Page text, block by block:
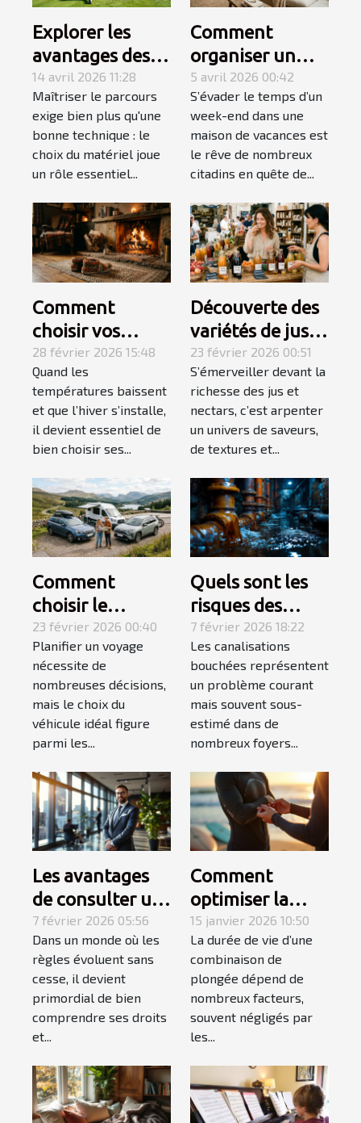
Explorer les
avantages des
équipements de
golf spécialisés
pour gauchers
14 avril 2026 11:28
Maîtriser le parcours
exige bien plus qu'une
bonne technique : le
choix du matériel joue
un rôle essentiel...
Comment
organiser un
week-end
détente réussi
en maison de
vacances ?
5 avril 2026 00:42
S’évader le temps d’un
week-end dans une
maison de vacances est
le rêve de nombreux
citadins en quête de...
Comment
choisir vos
chaussons pour
un hiver douillet
et chaud ?
28 février 2026 15:48
Quand les
températures baissent
et que l’hiver s’installe,
il devient essentiel de
bien choisir ses...
Découverte des
variétés de jus
et nectars pour
des palais
exigeants
23 février 2026 00:51
S’émerveiller devant la
richesse des jus et
nectars, c’est arpenter
un univers de saveurs,
de textures et...
Comment
choisir le
véhicule idéal
pour votre
prochain voyage
?
23 février 2026 00:40
Planifier un voyage
nécessite de
nombreuses décisions,
mais le choix du
véhicule idéal figure
parmi les...
Quels sont les
risques des
canalisations
bouchées pour
votre maison ?
7 février 2026 18:22
Les canalisations
bouchées représentent
un problème courant
mais souvent sous-
estimé dans de
nombreux foyers...
Les avantages
de consulter un
spécialiste du
droit
7 février 2026 05:56
Dans un monde où les
règles évoluent sans
cesse, il devient
primordial de bien
comprendre ses droits
et...
Comment
optimiser la
durabilité de
votre
combinaison de
plongée ?
15 janvier 2026 10:50
La durée de vie d’une
combinaison de
plongée dépend de
nombreux facteurs,
souvent négligés par
les...